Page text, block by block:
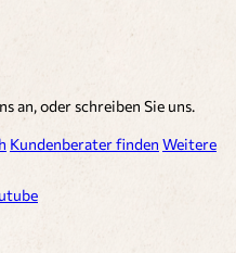
an, oder schreiben Sie uns.
Kundenberater finden Weitere